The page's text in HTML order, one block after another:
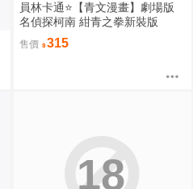
員林卡通⭐️【青文漫畫】劇場版
名偵探柯南 紺青之拳新裝版
（全）作者：青山剛昌(附尼采書
套)
售價 315
18